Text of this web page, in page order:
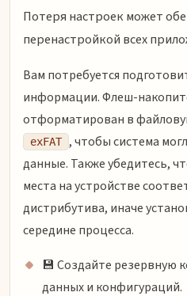
Потеря настроек может
перенастройкой всех
Вам потребуется
информации. Флеш-
отформатирован в
exFAT
, чтобы система
данные. Также убедитесь,
места на устройстве
дистрибутива, иначе
середине процесса.
💾 Создайте резервную
данных и конфигураций.